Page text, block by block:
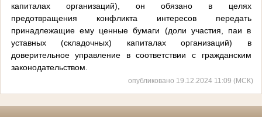
капиталах организаций), он обязано в целях
предотвращения конфликта интересов передать
принадлежащие ему ценные бумаги (доли участия, паи в
уставных (складочных) капиталах организаций) в
доверительное управление в соответствии с гражданским
законодательством.
опубликовано 19.12.2024 11:09 (МСК)